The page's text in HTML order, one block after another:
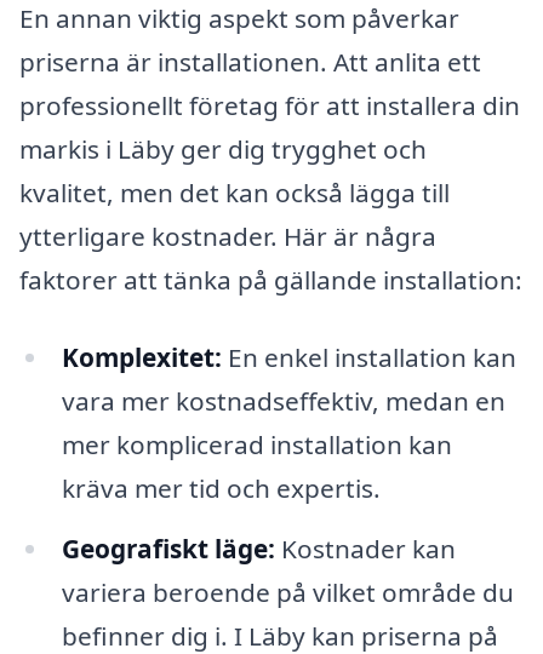
En annan viktig aspekt som påverkar
priserna är installationen. Att anlita ett
professionellt företag för att installera din
markis i Läby ger dig trygghet och
kvalitet, men det kan också lägga till
ytterligare kostnader. Här är några
faktorer att tänka på gällande installation:
Komplexitet: En enkel installation kan
vara mer kostnadseffektiv, medan en
mer komplicerad installation kan
kräva mer tid och expertis.
Geografiskt läge: Kostnader kan
variera beroende på vilket område du
befinner dig i. I Läby kan priserna på